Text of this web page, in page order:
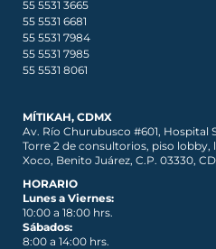
55 5531 3665
55 5531 6681
55 5531 7984
55 5531 7985
55 5531 8061
MÍTIKAH, CDMX
Av. Río Churubusco #601, Hospital
Torre 2 de consultorios, piso lobby,
Xoco, Benito Juárez, C.P. 03330,
HORARIO
Lunes a Viernes:
10:00 a 18:00 hrs.
Sábados:
8:00 a 14:00 hrs.